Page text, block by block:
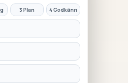
3 Plan 4 Godkänn